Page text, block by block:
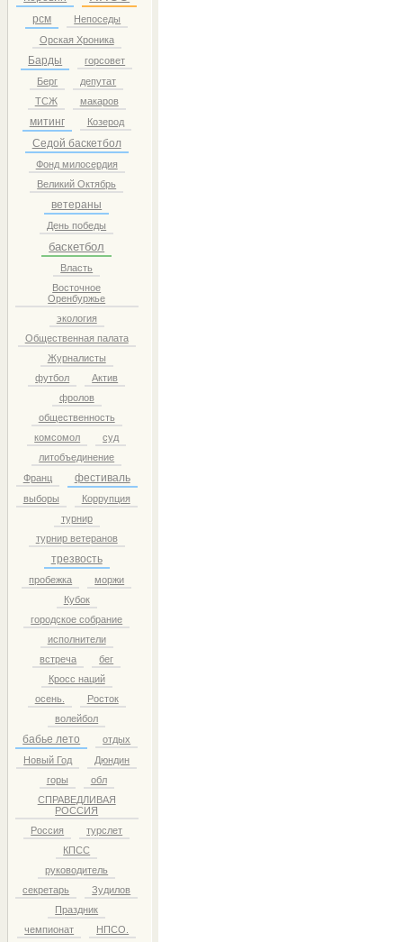
рсм
Непоседы
Орская Хроника
Барды
горсовет
Берг
депутат
ТСЖ
макаров
митинг Козерод
Седой баскетбол
Фонд милосердия
Великий Октябрь
ветераны
День победы
баскетбол
Власть
Восточное
Оренбуржье
экология
Общественная палата
Журналисты
футбол
Актив
фролов
общественность
комсомол
суд
литобъединение
Франц
фестиваль
выборы
Коррупция
турнир
турнир ветеранов
трезвость
пробежка
моржи
Кубок
городское собрание
исполнители
встреча
бег
Кросс наций
осень.
Росток
волейбол
бабье лето
отдых
Новый Год
Дюндин
горы
обл
СПРАВЕДЛИВАЯ
РОССИЯ
Россия
турслет
КПСС
руководитель
секретарь
Зудилов
Праздник
чемпионат
НПСО.